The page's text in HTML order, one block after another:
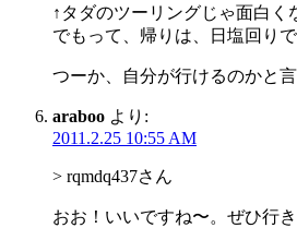
↑タダのツーリングじゃ面白く
でもって、帰りは、日塩回りで
つーか、自分が行けるのかと
araboo より:
2011.2.25 10:55 AM
> rqmdq437さん
おお！いいですね〜。ぜひ行き